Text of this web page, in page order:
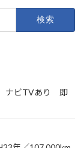
ナビTVあり 即